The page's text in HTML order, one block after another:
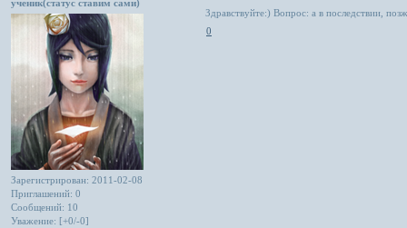
ученик(статус ставим сами)
Зарегистрирован: 2011-02-08
Приглашений: 0
Сообщений: 10
Уважение: [+0/-0]
Здравствуйте:) Вопрос: а в последствии,
0